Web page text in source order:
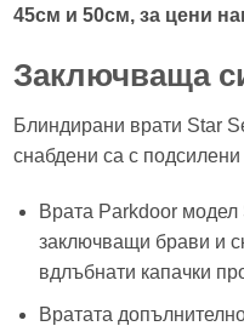
45см и 50см, за цени
Заключваща
Блиндирани врати Star
снабдени са с
Врата Parkdoor
заключващи брави и
вдлъбнати капачки
Вратата